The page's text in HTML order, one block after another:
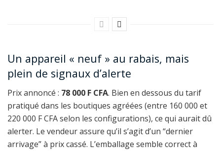
Un appareil « neuf » au rabais, mais
plein de signaux d’alerte
Prix annoncé : 78 000 F CFA. Bien en dessous du tarif
pratiqué dans les boutiques agréées (entre 160 000 et
220 000 F CFA selon les configurations), ce qui aurait dû
alerter. Le vendeur assure qu’il s’agit d’un “dernier
arrivage” à prix cassé. L’emballage semble correct à